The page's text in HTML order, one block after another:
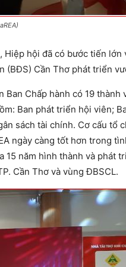
Hiệp hội đã có bước tiến lớn
(BĐS) Cần Thơ phát triển
Ban Chấp hành có 19 thành
Ban phát triển hội viên;
sách tài chính. Cơ cấu tổ
ngày càng tốt hơn trong
15 năm hình thành và phát
Cần Thơ và vùng ĐBSCL.